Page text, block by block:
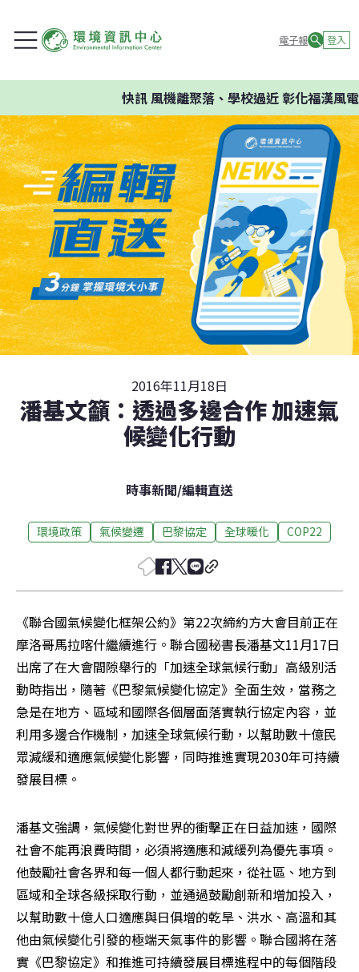
電子報 登入
快訊風機離聚落、學校過近 彰化福漢風電
2016年11月18日
潘基文籲：透過多邊合作 加速氣
候變化行動
時事新聞/編輯直送
環境政策 氣候變遷 巴黎協定 全球暖化 COP22
《聯合國氣候變化框架公約》第22次締約方大會目前正在
摩洛哥馬拉喀什繼續進行。聯合國秘書長潘基文11月17日
出席了在大會間隙舉行的「加速全球氣候行動」高級別活
動時指出，隨著《巴黎氣候變化協定》全面生效，當務之
急是在地方、區域和國際各個層面落實執行協定內容，並
利用多邊合作機制，加速全球氣候行動，以幫助數十億民
眾減緩和適應氣候變化影響，同時推進實現2030年可持續
發展目標。
潘基文強調，氣候變化對世界的衝擊正在日益加速，國際
社會不能再浪費時間，必須將適應和減緩列為優先事項。
他鼓勵社會各界和每一個人都行動起來，從社區、地方到
區域和全球各級採取行動，並通過鼓勵創新和增加投入，
以幫助數十億人口適應與日俱增的乾旱、洪水、高溫和其
他由氣候變化引發的極端天氣事件的影響。聯合國將在落
實《巴黎協定》和推進可持續發展目標進程中的每個階段